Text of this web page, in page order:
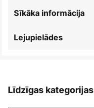
Sīkāka informācija
Lejupielādes
Līdzīgas kategorijas